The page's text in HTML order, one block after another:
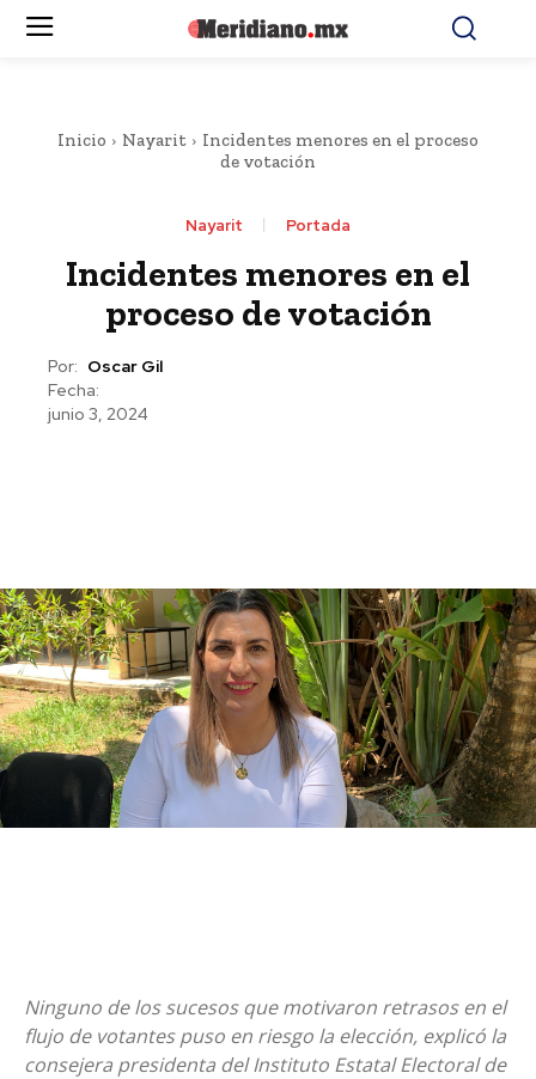
Inicio Nayarit
Incidentes menores en el proceso
de votación
Nayarit Portada
Incidentes menores en el
proceso de votación
Por: Oscar Gil
Fecha:
junio 3, 2024
Ninguno de los sucesos que motivaron retrasos en el
flujo de votantes puso en riesgo la elección, explicó la
consejera presidenta del Instituto Estatal Electoral de